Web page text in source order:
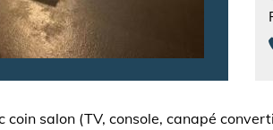
salon (TV, console, canapé